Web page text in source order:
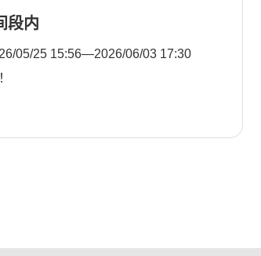
段内
05/25 15:56—2026/06/03 17:30